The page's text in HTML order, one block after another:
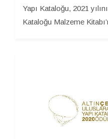
Yapı Kataloğu, 2021
Kataloğu Malzeme